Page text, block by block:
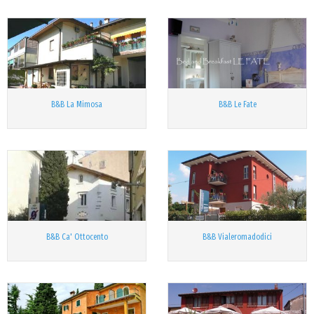
B&B La Mimosa B&B Le Fate
B&B Ca' Ottocento B&B Vialeromadodici